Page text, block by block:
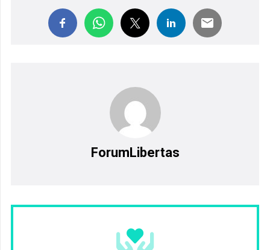
ForumLibertas